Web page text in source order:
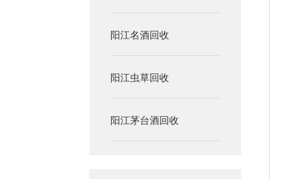
阳江名酒回收
阳江虫草回收
阳江茅台酒回收